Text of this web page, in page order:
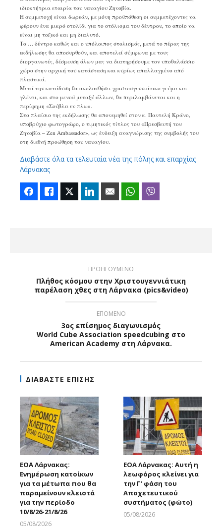
ιδιοκτήτρια εταιρία του ναυαγίου Ζηνοβία.
Η συμμετοχή είναι δωρεάν, με μόνη προϋπόθεση οι συμμετέχοντες να
φέρουν ένα μικρό στολίδι για το στόλισμα του δέντρου, το οποίο να
είναι μη τοξικό και μη διαλυτό.
Το … δέντρο καθώς και ο υπόλοιπος στολισμός, μετά το πέρας της
εκδήλωσης θα αποσυρθούν, και αποτελεί σύμφωνα με τους
διοργανωτές, δέσμευση όλων μας να διατηρήσουμε τον υποθαλάσσιο
χώρο στην αρχική του κατάσταση και κυρίως απαλλαγμένο από
πλαστικά.
Μετά την κατάδυση θα ακολουθήσει χριστουγεννιάτικο γεύμα και
γλέντι, και στο μενού μεταξύ άλλων, θα περιλαμβάνεται και η
περίφημη «Σούβλα εν πλω».
Στο πλαίσιο της εκδήλωσης θα απονεμηθεί στον κ. Παντελή Κράνο,
υποβρύχιο φωτογράφο, ο τιμητικός τίτλος του «Πρεσβευτή του
Ζηνοβία – Zen Ambassador», ως ένδειξη αναγνώρισης της συμβολής του
στη διεθνή προώθηση του ναυαγίου.
Διαβάστε όλα τα τελευταία νέα της πόλης και επαρχίας
Λάρνακας
FacebookLike Twitter LinkedIn Email WhatsApp
ΠΡΟΗΓΟΥΜΕΝΟ
Πλήθος κόσμου στην Χριστουγεννιάτικη
παρέλαση χθες στη Λάρνακα (pics&video)
ΕΠΟΜΕΝΟ
3ος επίσημος διαγωνισμός
World Cube Association speedcubing στο
American Academy στη Λάρνακα.
ΔΙΑΒΑΣΤΕ ΕΠΙΣΗΣ
ΕΟΑ Λάρνακας:
Ενημέρωση κατοίκων
για τα μέτωπα που θα
παραμείνουν κλειστά
για την περίοδο
10/8/26-21/8/26
05/08/2026
ΕΟΑ Λάρνακας: Αυτή η
λεωφόρος κλείνει για
την Γ’ φάση του
Αποχετευτικού
συστήματος (φώτο)
05/08/2026